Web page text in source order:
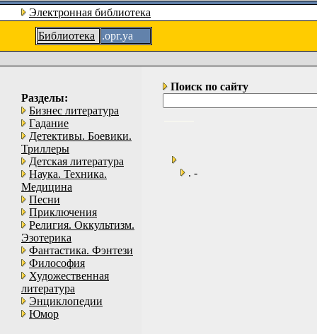
Электронная библиотека
Библиотека
.орг.уа
Разделы:
Бизнес литература
Гадание
Детективы. Боевики.
Триллеры
Детская литература
Наука. Техника.
Медицина
Песни
Приключения
Религия. Оккультизм.
Эзотерика
Фантастика. Фэнтези
Философия
Художественная
литература
Энциклопедии
Юмор
Поиск по сайту
. -